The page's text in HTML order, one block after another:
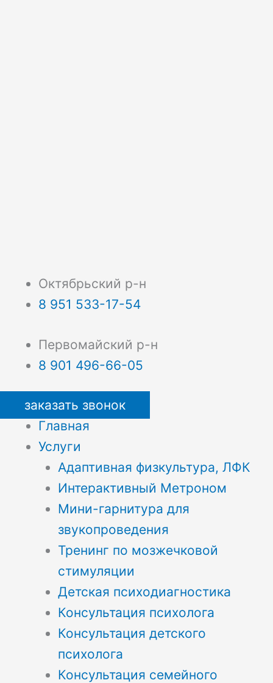
Октябрьский р-н
8 951 533-17-54
Первомайский р-н
8 901 496-66-05
заказать звонок
Главная
Услуги
Адаптивная физкультура, ЛФК
Интерактивный Метроном
Мини-гарнитура для
звукопроведения
Тренинг по мозжечковой
стимуляции
Детская психодиагностика
Консультация психолога
Консультация детского
психолога
Консультация семейного